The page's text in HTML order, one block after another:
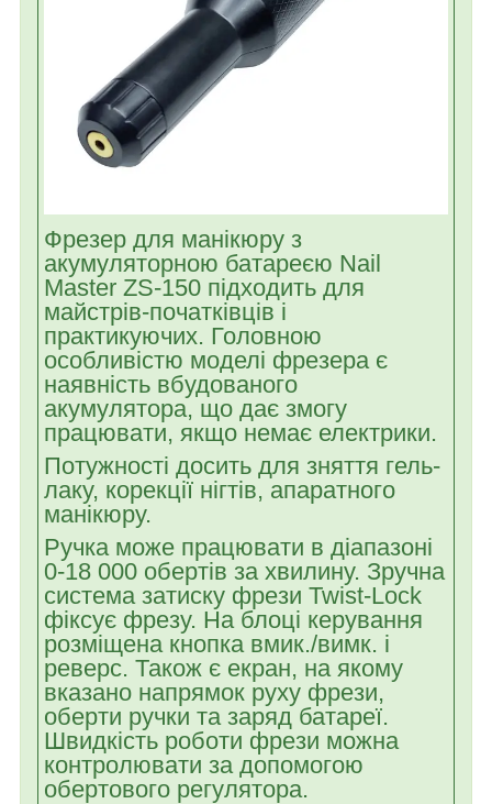
Фрезер для манікюру з
акумуляторною батареєю Nail
Master ZS-150 підходить для
майстрів-початківців і
практикуючих. Головною
особливістю моделі фрезера є
наявність вбудованого
акумулятора, що дає змогу
працювати, якщо немає електрики.
Потужності досить для зняття гель-
лаку, корекції нігтів, апаратного
манікюру.
Ручка може працювати в діапазоні
0-18 000 обертів за хвилину. Зручна
система затиску фрези Twist-Lock
фіксує фрезу. На блоці керування
розміщена кнопка вмик./вимк. і
реверс. Також є екран, на якому
вказано напрямок руху фрези,
оберти ручки та заряд батареї.
Швидкість роботи фрези можна
контролювати за допомогою
обертового регулятора.